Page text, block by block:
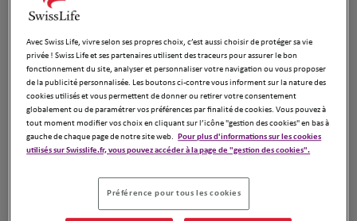
km
Voir plus
3 DELAPLACE ANAIS
Place de La Croix
Numéro
Avec Swiss Life, vivre selon ses propres choix, c’est aussi choisir de protéger sa vie
privée ! Swiss Life et ses partenaires utilisent des traceurs pour assurer le bon
fonctionnement du site, analyser et personnaliser votre navigation ou vous proposer
de la publicité personnalisée. Les boutons ci-contre vous informent sur la nature des
cookies utilisés et vous permettent de donner ou retirer votre consentement
globalement ou de paramétrer vos préférences par finalité de cookies. Vous pouvez à
tout moment modifier vos choix en cliquant sur l’icône "gestion des cookies" en bas à
gauche de chaque page de notre site web.
Pour plus d'informations sur les cookies
utilisés sur Swisslife.fr, vous pouvez accéder à la page de "gestion des cookies".
Préférence pour tous les cookies